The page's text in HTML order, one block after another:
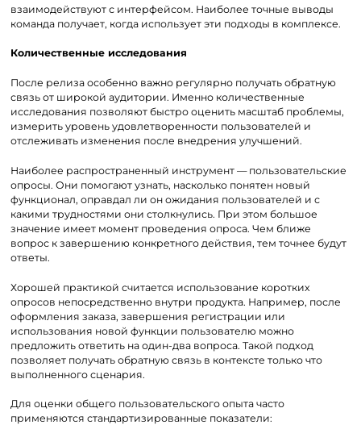
взаимодействуют с интерфейсом. Наиболее точные выводы
команда получает, когда использует эти подходы в комплексе.
Количественные исследования
После релиза особенно важно регулярно получать обратную
связь от широкой аудитории. Именно количественные
исследования позволяют быстро оценить масштаб проблемы,
измерить уровень удовлетворенности пользователей и
отслеживать изменения после внедрения улучшений.
Наиболее распространенный инструмент — пользовательские
опросы. Они помогают узнать, насколько понятен новый
функционал, оправдал ли он ожидания пользователей и с
какими трудностями они столкнулись. При этом большое
значение имеет момент проведения опроса. Чем ближе
вопрос к завершению конкретного действия, тем точнее будут
ответы.
Хорошей практикой считается использование коротких
опросов непосредственно внутри продукта. Например, после
оформления заказа, завершения регистрации или
использования новой функции пользователю можно
предложить ответить на один-два вопроса. Такой подход
позволяет получать обратную связь в контексте только что
выполненного сценария.
Для оценки общего пользовательского опыта часто
применяются стандартизированные показатели: